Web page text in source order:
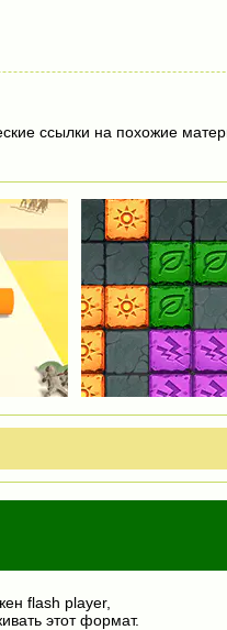
ссылки на похожие
flash player,
этот формат.